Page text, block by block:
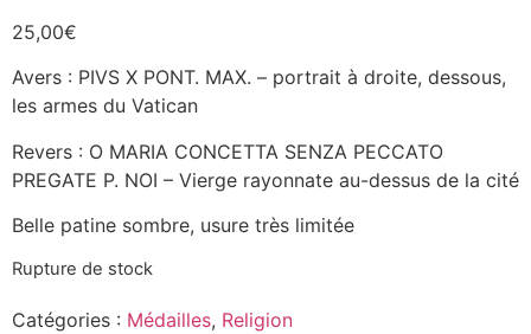
25,00€
Avers : PIVS X PONT. MAX. – portrait à droite, dessous,
les armes du Vatican
Revers : O MARIA CONCETTA SENZA PECCATO
PREGATE P. NOI – Vierge rayonnate au-dessus de la cité
Belle patine sombre, usure très limitée
Rupture de stock
Catégories : Médailles, Religion